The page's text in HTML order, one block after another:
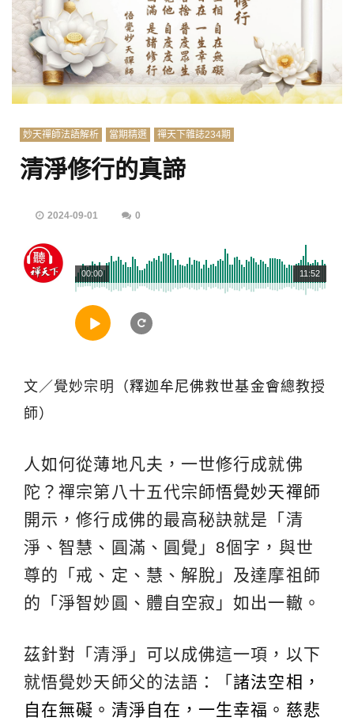
妙天禪師法語解析 當期精選 禪天下雜誌234期
清淨修行的真諦
2024-09-01 0
11:52
00:00
文／覺妙宗明（釋迦牟尼佛救世基金會總教授
師）
人如何從薄地凡夫，一世修行成就佛
陀？禪宗第八十五代宗師悟覺妙天禪師
開示，修行成佛的最高秘訣就是「清
淨、智慧、圓滿、圓覺」8個字，與世
尊的「戒、定、慧、解脫」及達摩祖師
的「淨智妙圓、體自空寂」如出一轍。
茲針對「清淨」可以成佛這一項，以下
就悟覺妙天師父的法語：「諸法空相，
自在無礙。清淨自在，一生幸福。慈悲